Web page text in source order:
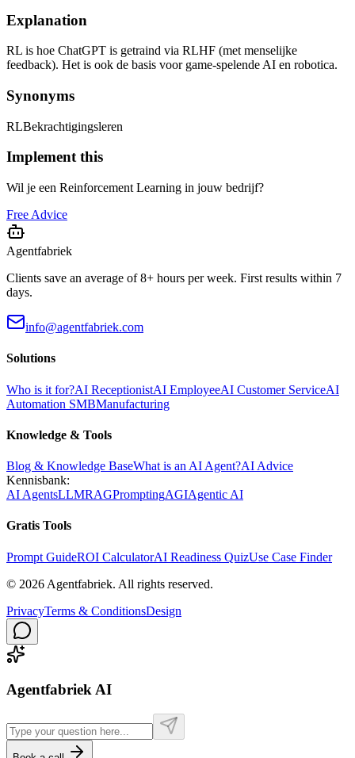
Explanation
RL is hoe ChatGPT is getraind via RLHF (met menselijke
feedback). Het is ook de basis voor game-spelende AI en robotica.
Synonyms
RLBekrachtigingsleren
Implement this
Wil je een Reinforcement Learning in jouw bedrijf?
Free Advice
Agentfabriek
Clients save an average of 8+ hours per week. First results within 7
days.
info@agentfabriek.com
Solutions
Who is it for?AI ReceptionistAI EmployeeAI Customer ServiceAI
Automation SMBManufacturing
Knowledge & Tools
Blog & Knowledge BaseWhat is an AI Agent?AI Advice
Kennisbank:
AI AgentsLLMRAGPromptingAGIAgentic AI
Gratis Tools
Prompt GuideROI CalculatorAI Readiness QuizUse Case Finder
© 2026 Agentfabriek. All rights reserved.
PrivacyTerms & ConditionsDesign
Agentfabriek AI